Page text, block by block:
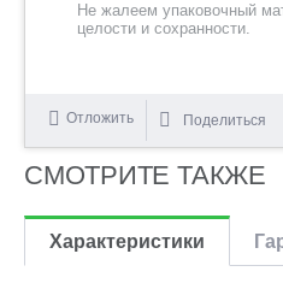
Не жалеем упаковочный
целости и сохранности.
Отложить Поделиться
СМОТРИТЕ ТАКЖЕ
Характеристики